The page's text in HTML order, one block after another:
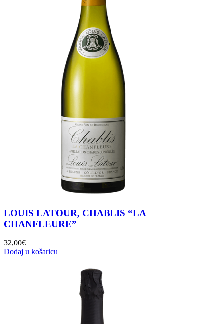
LOUIS LATOUR, CHABLIS “LA
CHANFLEURE”
32,00€
Dodaj u košaricu